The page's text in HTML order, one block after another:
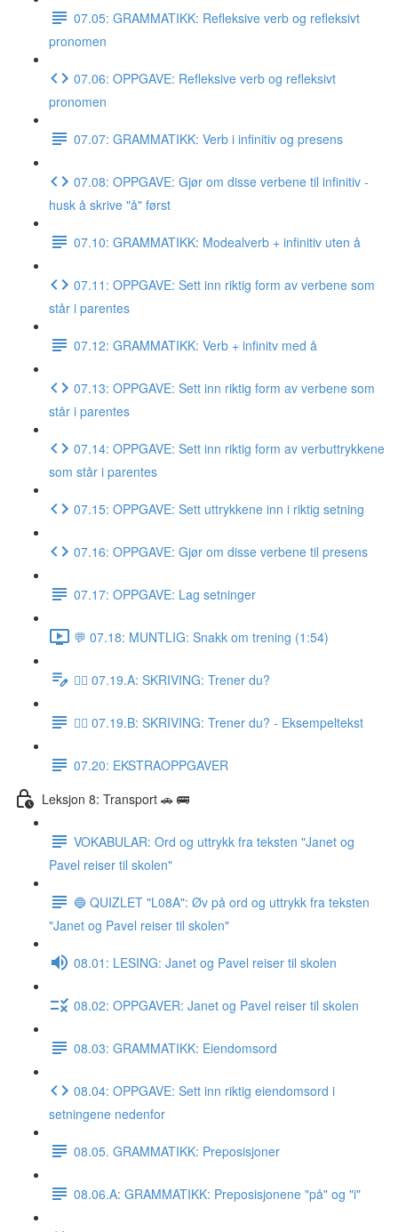
07.05: GRAMMATIKK: Refleksive verb og refleksivt
pronomen
07.06: OPPGAVE: Refleksive verb og refleksivt
pronomen
07.07: GRAMMATIKK: Verb i infinitiv og presens
07.08: OPPGAVE: Gjør om disse verbene til infinitiv -
husk å skrive "å" først
07.10: GRAMMATIKK: Modealverb + infinitiv uten å
07.11: OPPGAVE: Sett inn riktig form av verbene som
står i parentes
07.12: GRAMMATIKK: Verb + infinitv med å
07.13: OPPGAVE: Sett inn riktig form av verbene som
står i parentes
07.14: OPPGAVE: Sett inn riktig form av verbuttrykkene
som står i parentes
07.15: OPPGAVE: Sett uttrykkene inn i riktig setning
07.16: OPPGAVE: Gjør om disse verbene til presens
07.17: OPPGAVE: Lag setninger
💬 07.18: MUNTLIG: Snakk om trening (1:54)
✍🏼 07.19.A: SKRIVING: Trener du?
✍🏼 07.19.B: SKRIVING: Trener du? - Eksempeltekst
07.20: EKSTRAOPPGAVER
Leksjon 8: Transport 🚗 🚌
VOKABULAR: Ord og uttrykk fra teksten "Janet og
Pavel reiser til skolen"
🔵 QUIZLET "L08A": Øv på ord og uttrykk fra teksten
"Janet og Pavel reiser til skolen"
08.01: LESING: Janet og Pavel reiser til skolen
08.02: OPPGAVER: Janet og Pavel reiser til skolen
08.03: GRAMMATIKK: Eiendomsord
08.04: OPPGAVE: Sett inn riktig eiendomsord i
setningene nedenfor
08.05. GRAMMATIKK: Preposisjoner
08.06.A: GRAMMATIKK: Preposisjonene "på" og "i"